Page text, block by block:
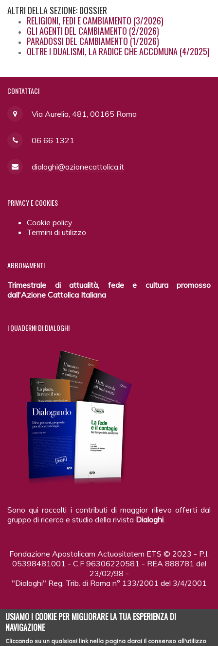
ALTRI DELLA SEZIONE: DOSSIER
RELIGIONI, FEDI E CAMBIAMENTO (3/2026)
GLI AGENTI DEL CAMBIAMENTO (2/2026)
PARADOSSI DEL CAMBIAMENTO (1/2026)
OLTRE I DUALISMI, LA RADICE CHE ACCOMUNA (4/2025)
CONTATTACI
Via Aurelia, 481, 00165 Roma
06 66 1321
dialoghi@azionecattolica.it
PRIVACYE COOKIES
Cookie policy
Termini di utilizzo
ABBONAMENTI
Trimestrale di attualità, fede e cultura promosso
dall'Azione Cattolica Italiana
IQUADERNI DI DIALOGHI
Sono qui raccolti i contributi di maggior rilievo offerti dal
gruppo di ricerca e studio della rivista Dialoghi
Fondazione Apostolicam Actuositatem ETS © 2023 - P.I.
05398481001 - C.F 96306220581 - REA 888781 del
23/02/98 -
"Dialoghi" Reg. Trib. di Roma n° 133/2001 del 3/4/2001
USIAMO I COOKIE PER MIGLIORARE LA TUA ESPERIENZA DI
NAVIGAZIONE
Cliccando su un qualsiasi link nella pagina darai il consenso all'utilizzo